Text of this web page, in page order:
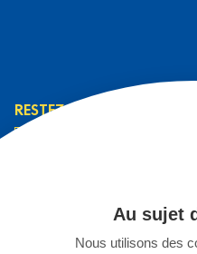
RESTEZ INFORMÉ
confidentialité *
Au sujet
Nous utilisons des